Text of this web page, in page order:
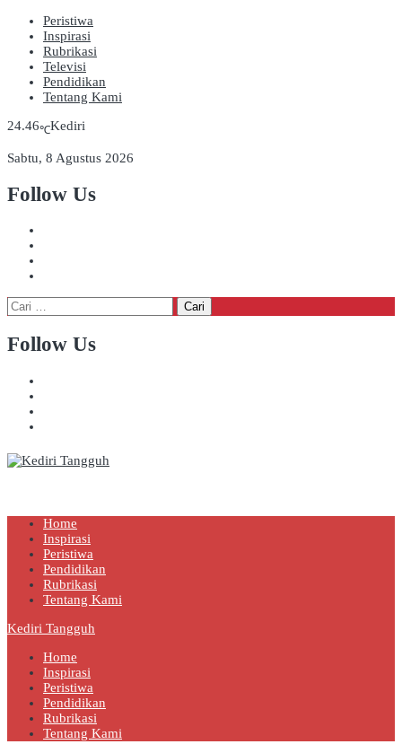
Peristiwa
Inspirasi
Rubrikasi
Televisi
Pendidikan
Tentang Kami
24.46℃Kediri
Sabtu, 8 Agustus 2026
Follow Us
Cari
untuk:
Follow Us
Home
Inspirasi
Peristiwa
Pendidikan
Rubrikasi
Tentang Kami
Kediri Tangguh
Home
Inspirasi
Peristiwa
Pendidikan
Rubrikasi
Tentang Kami